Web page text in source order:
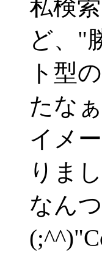
私検
ど、"
ト型
たな
イメ
りまし
なん